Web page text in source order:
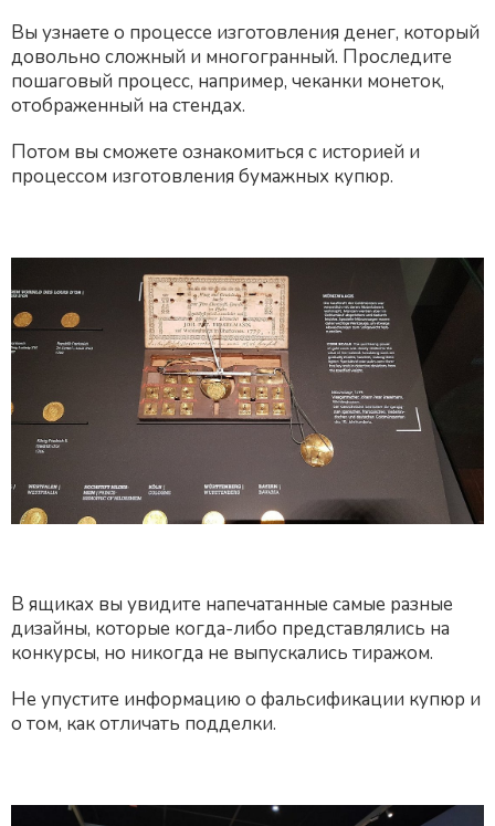
Вы узнаете о процессе изготовления денег, который
довольно сложный и многогранный. Проследите
пошаговый процесс, например, чеканки монеток,
отображенный на стендах.
Потом вы сможете ознакомиться с историей и
процессом изготовления бумажных купюр.
В ящиках вы увидите напечатанные самые разные
дизайны, которые когда-либо представлялись на
конкурсы, но никогда не выпускались тиражом.
Не упустите информацию о фальсификации купюр и
о том, как отличать подделки.